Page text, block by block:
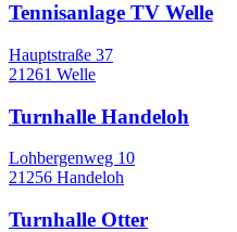
Tennisanlage TV Welle
Hauptstraße 37
21261 Welle
Turnhalle Handeloh
Lohbergenweg 10
21256 Handeloh
Turnhalle Otter